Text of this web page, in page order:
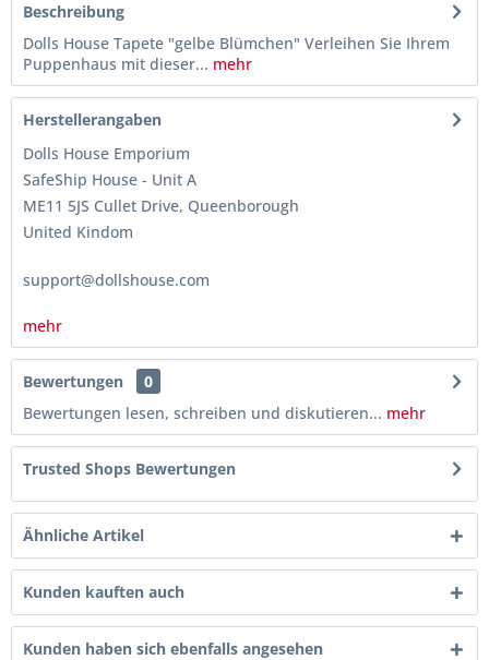
Beschreibung
Dolls House Tapete "gelbe Blümchen" Verleihen Sie Ihrem
Puppenhaus mit dieser... mehr
Herstellerangaben
Dolls House Emporium
SafeShip House - Unit A
ME11 5JS Cullet Drive, Queenborough
United Kindom
support@dollshouse.com
mehr
Bewertungen
0
Bewertungen lesen, schreiben und diskutieren... mehr
Trusted Shops Bewertungen
Ähnliche Artikel
Kunden kauften auch
Kunden haben sich ebenfalls angesehen